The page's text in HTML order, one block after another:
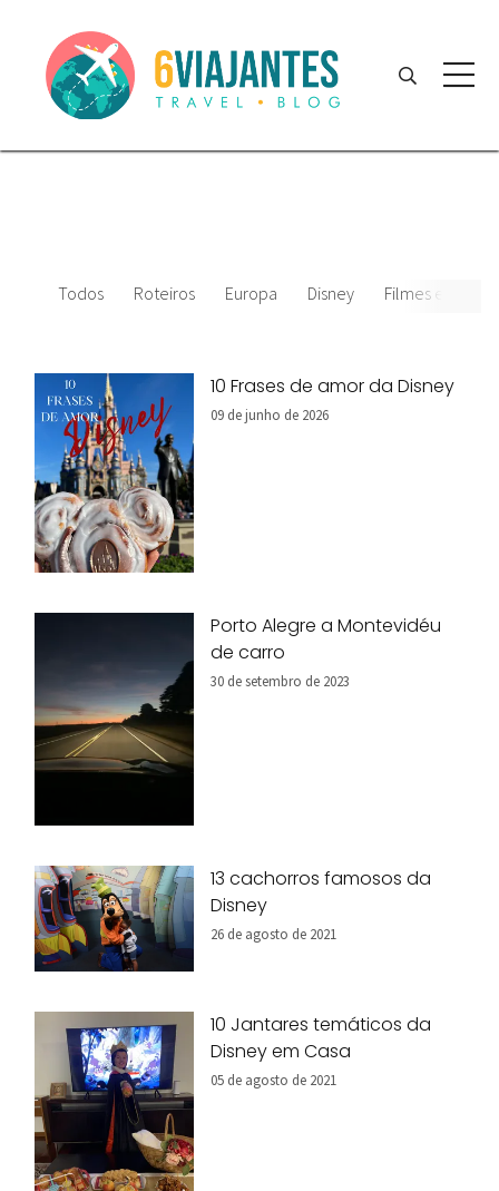
Todos Roteiros Europa Disney Filmes e
10 Frases de amor da Disney
09 de junho de 2026
Porto Alegre a Montevidéu
de carro
30 de setembro de 2023
13 cachorros famosos da
Disney
26 de agosto de 2021
10 Jantares temáticos da
Disney em Casa
05 de agosto de 2021